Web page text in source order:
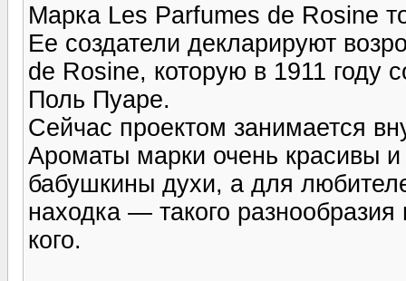
Маpка Les Parfumes de Rosine
Ее создатели декларируют
de Rosine, которую в 1911 году
Поль Пуаре.
Сейчас проектом занимается
Ароматы марки очень красивы
бабушкины духи, а для
находка — такого
кого.